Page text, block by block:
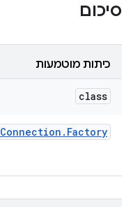
סיכום
כיתות מוטמעות
class
Connection . Factory